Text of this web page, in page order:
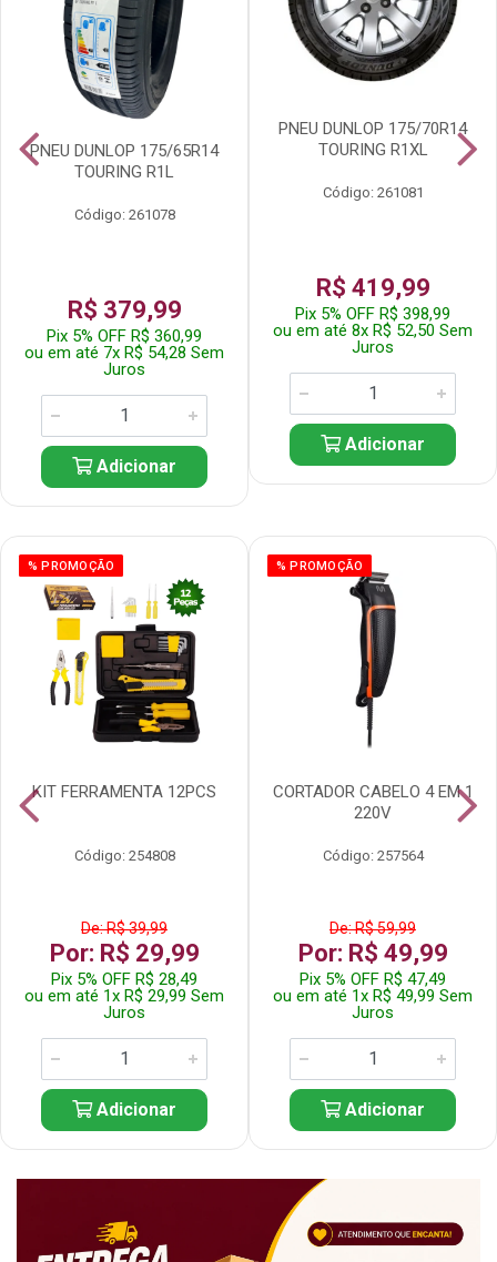
PNEU DUNLOP 175/65R14
TOURING R1L
Código: 261078
R$ 379,99
Pix 5% OFF R$ 360,99
ou em até 7x R$ 54,28 Sem
Juros
Adicionar
PNEU DUNLOP 175/70R14
TOURING R1XL
Código: 261081
R$ 419,99
Pix 5% OFF R$ 398,99
ou em até 8x R$ 52,50 Sem
Juros
Adicionar
% PROMOÇÃO
KIT FERRAMENTA 12PCS
Código: 254808
De: R$ 39,99
Por: R$ 29,99
Pix 5% OFF R$ 28,49
ou em até 1x R$ 29,99 Sem
Juros
Adicionar
% PROMOÇÃO
CORTADOR CABELO 4 EM 1
220V
Código: 257564
De: R$ 59,99
Por: R$ 49,99
Pix 5% OFF R$ 47,49
ou em até 1x R$ 49,99 Sem
Juros
Adicionar